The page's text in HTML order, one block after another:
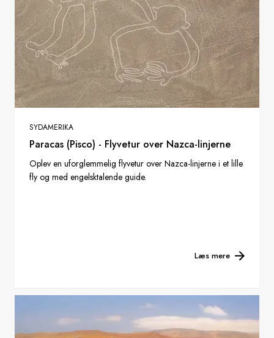
SYDAMERIKA
Paracas (Pisco) - Flyvetur over Nazca-linjerne
Oplev en uforglemmelig flyvetur over Nazca-linjerne i et lille
fly og med engelsktalende guide.
Læs mere